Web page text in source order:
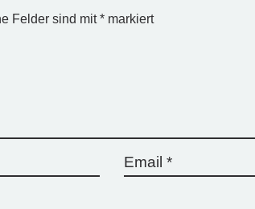
Felder sind mit* markiert